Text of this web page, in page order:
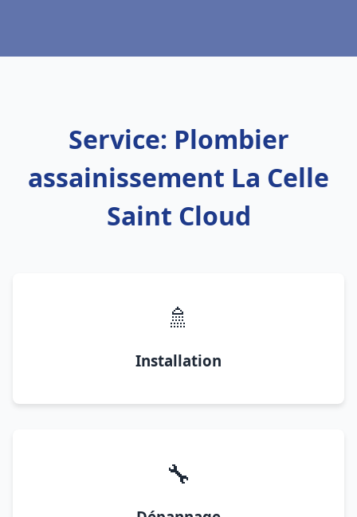
Service: Plombier
assainissement La Celle
Saint Cloud
🚿
Installation
🔧